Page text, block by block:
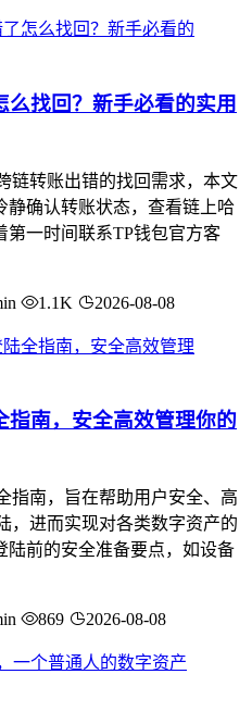
找回？新手必看的实用
链转账出错的找回需求，本文
静确认转账状态，查看链上哈
第一时间联系TP钱包官方客
1.1K 2026-08-08
指南，安全高效管理你的
指南，旨在帮助用户安全、高
，进而实现对各类数字资产的
陆前的安全准备要点，如设备
869 2026-08-08